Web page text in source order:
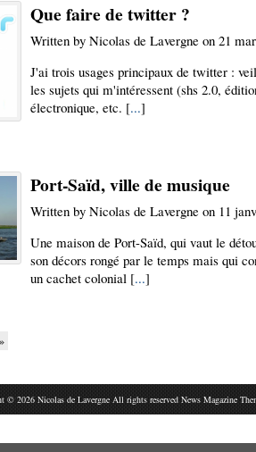
Que faire de twitter ?
Written by Nicolas de Lavergne on 21
J'ai trois usages principaux de twitter :
les sujets qui m'intéressent (shs 2.0,
électronique, etc. [...]
Port-Saïd, ville de musique
Written by Nicolas de Lavergne on 11
Une maison de Port-Saïd, qui vaut le
son décors rongé par le temps mais qui
un cachet colonial [...]
»
© 2026 Nicolas de Lavergne All rights reserved News Magazine